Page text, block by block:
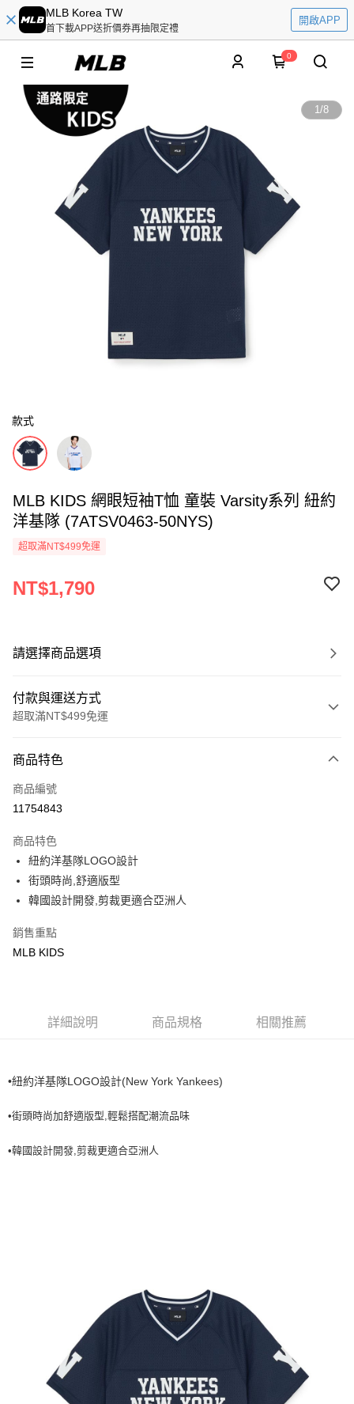
MLB Korea TW
首下載APP送折價券再抽限定禮
開啟APP
0
1/8
款式
MLB KIDS 網眼短袖T恤 童裝 Varsity系列 紐約
洋基隊 (7ATSV0463-50NYS)
超取滿NT$499免運
NT$1,790
請選擇商品選項
付款與運送方式
超取滿NT$499免運
信用卡一次付款
超商取貨付款
Apple Pay
街口支付
運送方式
全家取貨<不支援離島取退>
7-11取貨付款<未取貨列黑名單/不支援離島取退>
每筆NT$60，滿NT$499(含以上)免運費
商品特色
商品編號
11754843
商品特色
紐約洋基隊LOGO設計
街頭時尚,舒適版型
韓國設計開發,剪裁更適合亞洲人
銷售重點
MLB KIDS
詳細說明 商品規格 相關推薦
•紐約洋基隊LOGO設計(New York Yankees)
•街頭時尚加舒適版型,輕鬆搭配潮流品味
•韓國設計開發,剪裁更適合亞洲人